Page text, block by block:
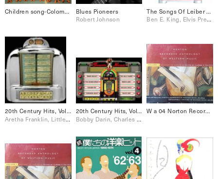
Children song-Colombia
Blues Pioneers
Robert Johnson
The Songs Of Leiber & Stoller
Ben E. King, Elvis Presley, Jo Stafford, Peggy Lee, Perry Como, Ray Charles, The Drifters
20th Century Hits, Volume Two [Disc 1]
Aretha Franklin, Little Richard
20th Century Hits, Volume One
Bobby Darin, Charles Aznavour, Duke Ellington, Edith Piaf, Fleetwood Mac, Frank Sinatra, Sam Cooke, The Drifters
W a 04 Norton Recorded Anthology of Western Music, Vol. 1 Ancient to Baroque [Disc 4]